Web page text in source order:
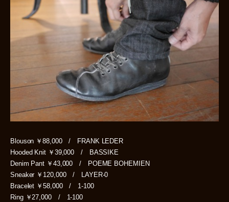
Blouson ￥88,000 / FRANK LEDER
Hooded Knit ￥39,000 / BASSIKE
Denim Pant ￥43,000 / POEME BOHEMIEN
Sneaker ￥120,000 / LAYER-0
Bracelet ￥58,000 / 1-100
Ring ￥27,000 / 1-100